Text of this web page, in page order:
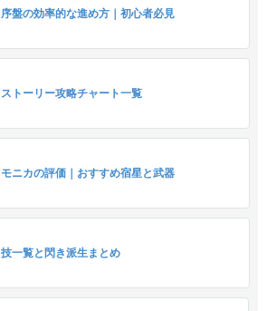
序盤の効率的な進め方｜初心者必見
ストーリー攻略チャート一覧
モニカの評価｜おすすめ宿星と武器
技一覧と閃き派生まとめ